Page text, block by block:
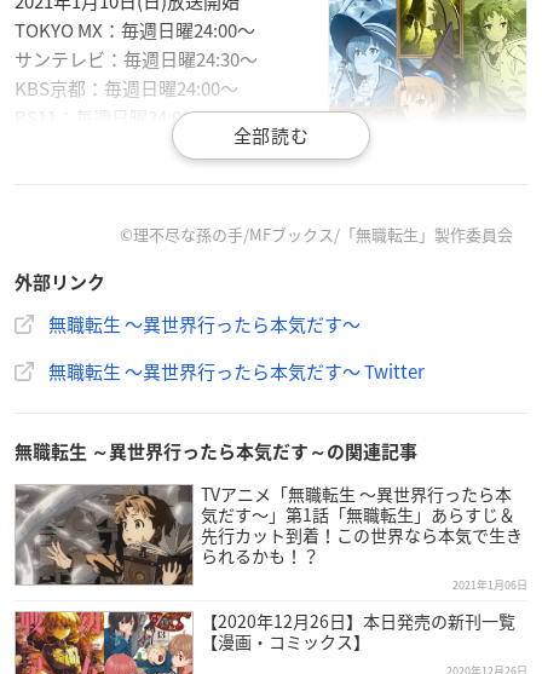
TOKYO MX：毎週日曜24:00〜
サンテレビ：毎週日曜24:30〜
KBS京都：毎週日曜24:00〜
BS11：毎週日曜24:00〜
【スタッフ】
キャラクターデザイン：杉山和隆
総作画監督：杉山和隆／齊藤佳子
美術監督：三宅昌和
色彩設計：土居真紀子
撮影監督：頓所信二
編集：三嶋章紀
音響監督：明田川仁
音楽：藤澤慶昌
プロデュース：EGG FIRM
制作：スタジオバインド
©理不尽な孫の手/MFブックス/「無職転生」製作委員会
外部リンク
無職転生 ～異世界行ったら本気だす～
無職転生 ～異世界行ったら本気だす～ Twitter
無職転生 ～異世界行ったら本気だす～の関連記事
TVアニメ「無職転生 ～異世界行ったら本
気だす～」第1話「無職転生」あらすじ＆
先行カット到着！この世界なら本気で生き
られるかも！？
2021年1月06日
【2020年12月26日】本日発売の新刊一覧
【漫画・コミックス】
2020年12月26日